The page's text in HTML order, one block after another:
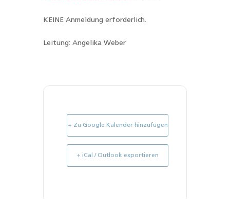
KEINE Anmeldung erforderlich.
Leitung: Angelika Weber
+ Zu Google Kalender hinzufügen
+ iCal / Outlook exportieren